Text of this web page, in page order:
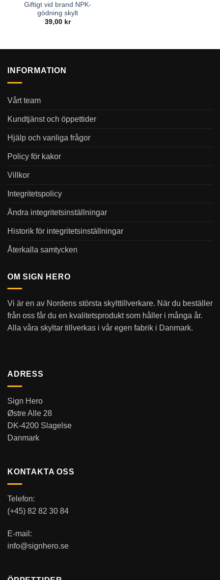
Giftigt vid brand NPK-
gödning skylt
39,00 kr
INFORMATION
Vårt team
Kundtjänst och öppettider
Hjälp och vanliga frågor
Policy för kakor
Villkor
Integritetspolicy
Ändra integritetsinställningar
Historik för integritetsinställningar
Återkalla samtycken
OM SIGN HERO
Vi är en av Nordens största skylttillverkare. När du beställer
från oss får du en kvalitetsprodukt som håller i många år.
Alla våra skyltar tillverkas i vår egen fabrik i Danmark.
ADRESS
Sign Hero
Østre Alle 28
DK-4200 Slagelse
Danmark
KONTAKTA OSS
Telefon:
(+45) 82 82 30 84
E-mail:
info@signhero.se